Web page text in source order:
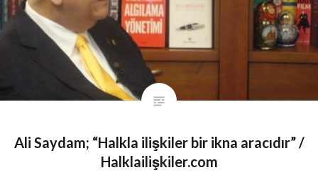
Ali Saydam; “Halkla ilişkiler bir ikna aracıdır” /
Halklailişkiler.com